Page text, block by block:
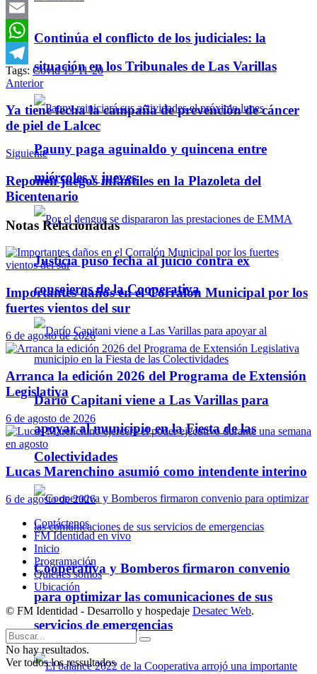
Continúa el conflicto de los judiciales: la
situación en los Tribunales de Las Varillas
Pauny paga aguinaldo y quincena entre
miércoles y jueves
Justicia puso fecha al juicio contra ex
consejeros de la Cooperativa
Darío Capitani viene a Las Varillas para
apoyar al municipio en la Fiesta de las
Colectividades
Cooperativa y Bomberos firmaron convenio
para optimizar las comunicaciones de sus
servicios de emergencias
Twitter
Email
WhatsApp
Telegram
Tags: Covid 13-11-20
Anterior
Ya tiene fecha la campaña de prevención de cáncer
de piel de Lalcec
Siguiente
Reponen juegos infantiles en la Plazoleta del
Bicentenario
Notas Relacionadas
Importantes daños en el Corralón Municipal por los
fuertes vientos del sur
6 de agosto de 2026
Arranca la edición 2026 del Programa de Extensión
Legislativa
6 de agosto de 2026
Lucas Marenchino asumió como intendente interino
6 de agosto de 2026
Contáctenos
FM Identidad en vivo
Inicio
Programación
Quienes somos
Ubicación
© FM Identidad - Desarrollo y hospedaje Desatec Web.
No hay resultados.
Ver todos los ressultados